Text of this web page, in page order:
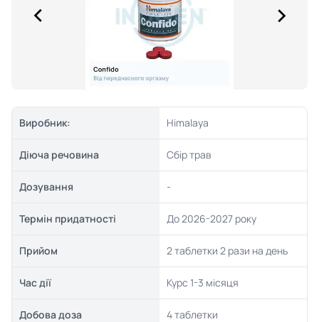
Виробник: Himalaya
Діюча речовина Сбір трав
Дозування -
Термін придатності До 2026-2027 року
Прийом 2 таблетки 2 рази на день
Час дії Курс 1-3 місяця
Добова доза 4 таблетки